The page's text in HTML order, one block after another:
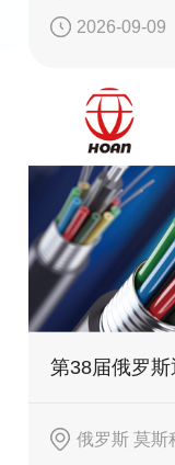
2026-09-09
第38届俄罗
俄罗斯 莫斯